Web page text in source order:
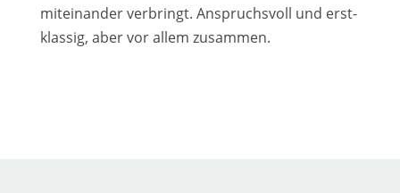
mit­ein­an­der ver­bringt. Anspruchsvoll und erst­
klas­sig, aber vor allem zusam­men.